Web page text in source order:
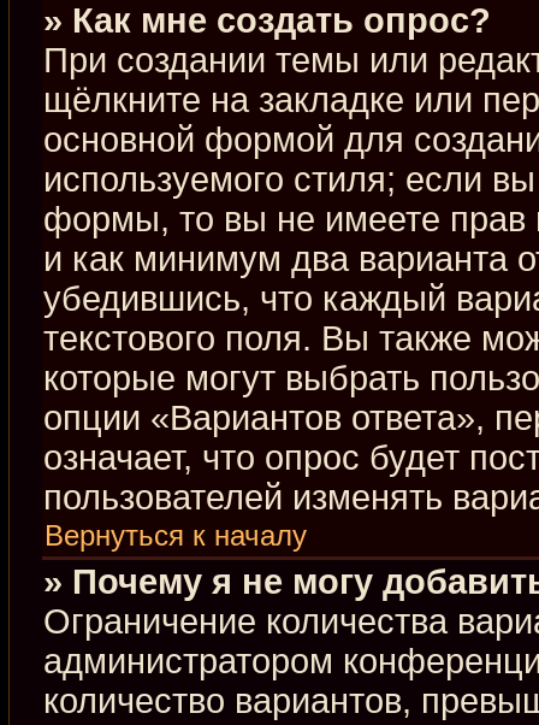
» Как мне создать опрос?
При создании темы или
щёлкните на закладке или
основной формой для
используемого стиля; если
формы, то вы не имеете прав
и как минимум два варианта
убедившись, что каждый
текстового поля. Вы также
которые могут выбрать
опции «Вариантов ответа»,
означает, что опрос будет
пользователей изменять
Вернуться к началу
» Почему я не могу
Ограничение количества
администратором
количество вариантов,